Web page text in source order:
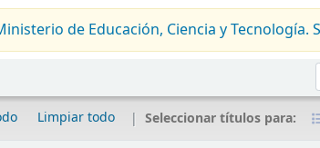
de Educación, Ciencia y Tecnología.
Limpiar todo Seleccionar títulos para: